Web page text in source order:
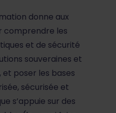
donne aux
comprendre les
et de sécurité
souveraines et
poser les bases
sécurisée et
s’appuie sur des